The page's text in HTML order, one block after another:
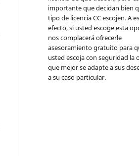
importante que decidan bien
tipo de licencia CC escojen. A
efecto, si usted escoge esta
nos complacerá ofrecerle
asesoramiento gratuito para
usted escoja con seguridad la
que mejor se adapte a sus
a su caso particular.